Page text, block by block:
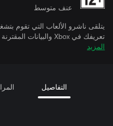
عنف متوسط
يتلقى ناشرو الألعاب التي تقوم
تعريفك في Xbox والبيانات المقترنة بينما تمارس الألعاب.
المزيد
التفاصيل